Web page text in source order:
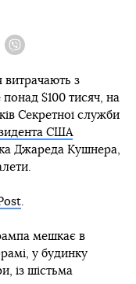
витрачають з
$100 тисяч, на
Секретної служби
США
Джареда Кушнера,
.
мешкає в
у будинку
із шістьма